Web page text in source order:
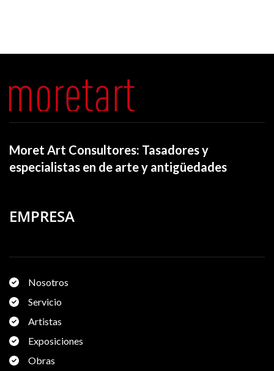
Moret Art Consultores: Tasadores y
especialistas en de arte y antigüedades
EMPRESA
Nosotros
Servicio
Artistas
Exposiciones
Obras